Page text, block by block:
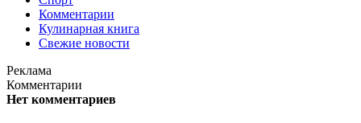
Комментарии
Кулинарная книга
Свежие новости
Реклама
Комментарии
Нет комментариев